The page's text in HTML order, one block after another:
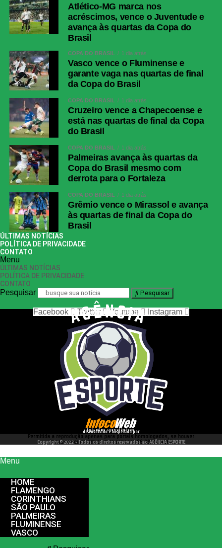
Atlético-MG marca nos
acréscimos, vence o Juventude e
avança às quartas da Copa do
Brasil
COPA DO BRASIL 1 dia atrás
Vasco vence o Fluminense e
garante vaga nas quartas de final
da Copa do Brasil
COPA DO BRASIL 1 dia atrás
Cruzeiro vence a Chapecoense e
está nas quartas de final da Copa
do Brasil
COPA DO BRASIL 1 dia atrás
Palmeiras avança às quartas da
Copa do Brasil mesmo com
derrota para o Fortaleza
COPA DO BRASIL 1 dia atrás
Grêmio vence o Mirassol e avança
às quartas de final da Copa do
Brasil
ÚLTIMAS NOTÍCIAS
POLÍTICA DE PRIVACIDADE
CONTATO
Menu
ÚLTIMAS NOTÍCIAS
POLÍTICA DE PRIVACIDADE
CONTATO
Pesquisar Pesquisar
nos siga nas redes sociais
Facebook Twitter Youtube Instagram
desenvolvido e hospedado por
Permitida a reprodução apenas para portais homologados, se houver
interesse entre em contato conosco 66 99977 4262
Copyright © 2022 - Todos os direitos reservados ao AGÊNCIA ESPORTE
Menu
HOME
FLAMENGO
CORINTHIANS
SÃO PAULO
PALMEIRAS
FLUMINENSE
VASCO